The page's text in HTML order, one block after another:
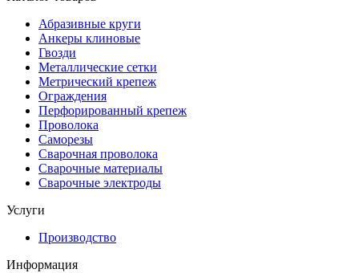
Абразивные круги
Анкеры клиновые
Гвозди
Металлические сетки
Метрический крепеж
Ограждения
Перфорированный крепеж
Проволока
Саморезы
Сварочная проволока
Сварочные материалы
Сварочные электроды
Услуги
Производство
Информация